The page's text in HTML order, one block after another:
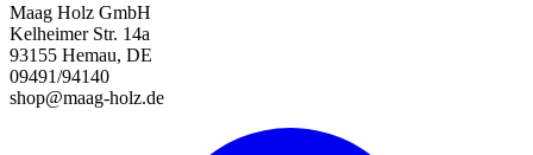
Maag Holz GmbH
Kelheimer Str. 14a
93155 Hemau, DE
09491/94140
shop@maag-holz.de